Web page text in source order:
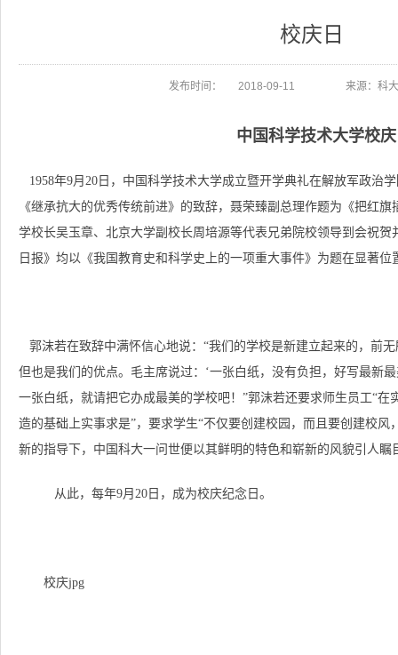
校庆日
发布时间： 2018-09-11 来源：科
中国科学技术大学校
1958年9月20日，中国科学技术大学成立暨开学典礼在解放军政治
《继承抗大的优秀传统前进》的致辞，聂荣臻副总理作题为《把红
学校长吴玉章、北京大学副校长周培源等代表兄弟院校领导到会祝
日报》均以《我国教育史和科学史上的一项重大事件》为题在显著
郭沫若在致辞中满怀信心地说：“我们的学校是新建立起来的，前
但也是我们的优点。毛主席说过：‘一张白纸，没有负担，好写最新
一张白纸，就请把它办成最美的学校吧！”郭沫若还要求师生员工“
造的基础上实事求是”，要求学生“不仅要创建校园，而且要创建校风
新的指导下，中国科大一问世便以其鲜明的特色和崭新的风貌引人瞩
从此，每年9月20日，成为校庆纪念日。
校庆jpg